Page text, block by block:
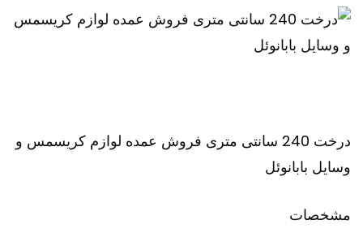
درخت 240 سانتی متری فروش عمده لوازم کریسمس و
وسایل بابانوئل
مشخصات